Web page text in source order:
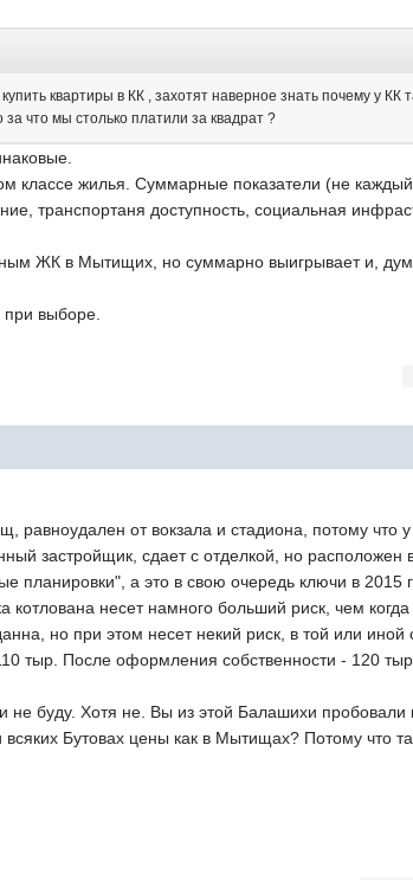
квартиры в КК , захотят наверное знать почему у КК
что мы столько платили за квадрат ?
классе жилья. Суммарные показатели (не
транспортаня доступность, социальная
ЖК в Мытищих, но суммарно выигрывает и,
выборе.
от вокзала и стадиона, потому что
застройщик, сдает с отделкой, но расположен
планировки", а это в свою очередь ключи в 2015
несет намного больший риск, чем
но при этом несет некий риск, в той или иной
тыр. После оформления собственности - 120
буду. Хотя не. Вы из этой Балашихи пробовали
Бутовах цены как в Мытищах? Потому что